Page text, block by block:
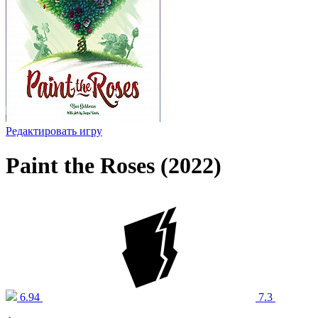
Редактировать игру
Paint the Roses (2022)
6.94
7.3